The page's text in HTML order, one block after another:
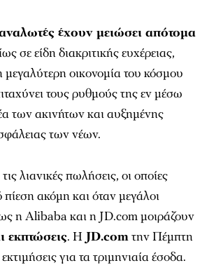
έχουν μειώσει απότομα
σε είδη διακριτικής ευχέρειας,
οικονομία του κόσμου
τους ρυθμούς της εν μέσω
των ακινήτων και αυξημένης
των νέων.
λιανικές πωλήσεις, οι οποίες
ακόμη και όταν μεγάλοι
η Alibaba και η JD.com μοιράζουν
εκπτώσεις. Η JD.comτην Πέμπτη
για τα τριμηνιαία έσοδα.